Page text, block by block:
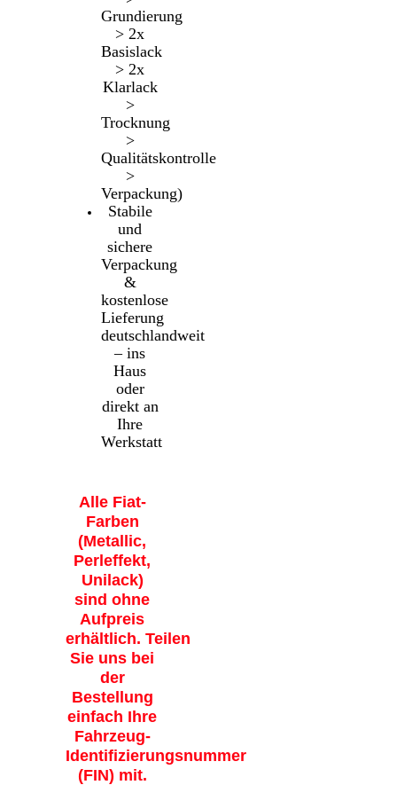
Grundierung
> 2x
Basislack
> 2x
Klarlack
>
Trocknung
>
Qualitätskontrolle
>
Verpackung)
Stabile
und
sichere
Verpackung
&
kostenlose
Lieferung
deutschlandweit
– ins
Haus
oder
direkt an
Ihre
Werkstatt
Alle Fiat-
Farben
(Metallic,
Perleffekt,
Unilack)
sind ohne
Aufpreis
erhältlich. Teilen
Sie uns bei
der
Bestellung
einfach Ihre
Fahrzeug-
Identifizierungsnummer
(FIN) mit.